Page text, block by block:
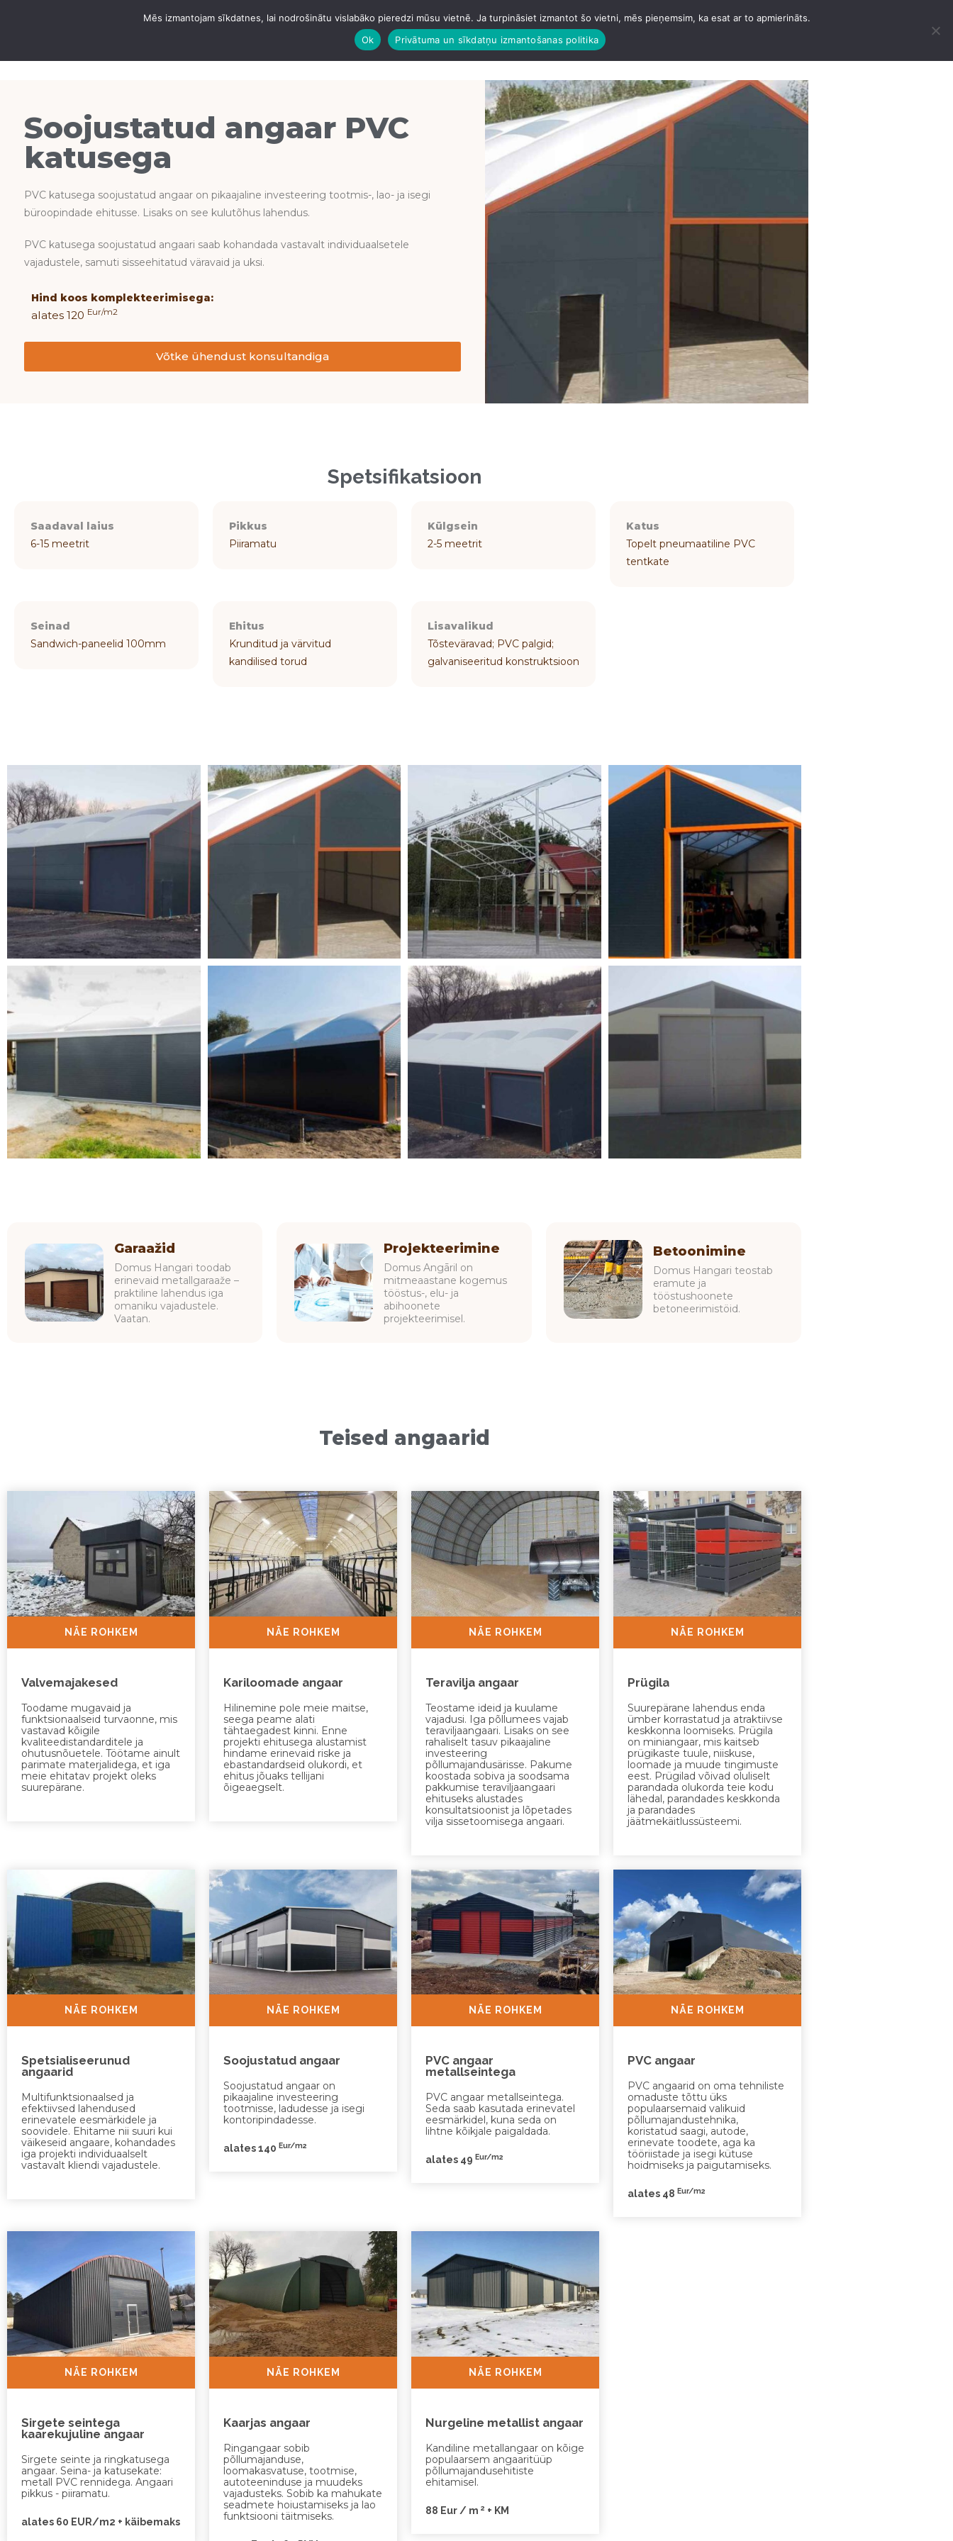
GARAAŽID ANGAARID BETOONIMINE KATUSED
Soojustatud angaar PVC
katusega
PVC katusega soojustatud angaar on pikaajaline investeering tootmis-, lao- ja isegi
büroopindade ehitusse. Lisaks on see kulutõhus lahendus.
PVC katusega soojustatud angaari saab kohandada vastavalt individuaalsetele
vajadustele, samuti sisseehitatud väravaid ja uksi.
Hind koos komplekteerimisega:
alates 120 Eur/m2
Võtke ühendust konsultandiga
Spetsifikatsioon
Saadaval laius
6-15 meetrit
Pikkus
Piiramatu
Külgsein
2-5 meetrit
Katus
Topelt pneumaatiline PVC
tentkate
Seinad
Sandwich-paneelid 100mm
Ehitus
Krunditud ja värvitud
kandilised torud
Lisavalikud
Tõsteväravad; PVC palgid;
galvaniseeritud konstruktsioon
Garaažid
Domus Hangari toodab
erinevaid metallgaraaže –
praktiline lahendus iga
omaniku vajadustele.
Vaatan.
Projekteerimine
Domus Angāril on
mitmeaastane kogemus
tööstus-, elu- ja
abihoonete
projekteerimisel.
Betoonimine
Domus Hangari teostab
eramute ja
tööstushoonete
betoneerimistöid.
Teised angaarid
NÄE ROHKEM
Valvemajakesed
Toodame mugavaid ja
funktsionaalseid turvaonne, mis
vastavad kõigile
kvaliteedistandarditele ja
ohutusnõuetele. Töötame ainult
parimate materjalidega, et iga
meie ehitatav projekt oleks
suurepärane.
NÄE ROHKEM
Kariloomade angaar
Hilinemine pole meie maitse,
seega peame alati
tähtaegadest kinni. Enne
projekti ehitusega alustamist
hindame erinevaid riske ja
ebastandardseid olukordi, et
ehitus jõuaks tellijani
õigeaegselt.
NÄE ROHKEM
Teravilja angaar
Teostame ideid ja kuulame
vajadusi. Iga põllumees vajab
teraviljaangaari. Lisaks on see
rahaliselt tasuv pikaajaline
investeering
põllumajandusärisse. Pakume
koostada sobiva ja soodsama
pakkumise teraviljaangaari
ehituseks alustades
konsultatsioonist ja lõpetades
vilja sissetoomisega angaari.
NÄE ROHKEM
Prügila
Suurepärane lahendus enda
ümber korrastatud ja atraktiivse
keskkonna loomiseks. Prügila
on miniangaar, mis kaitseb
prügikaste tuule, niiskuse,
loomade ja muude tingimuste
eest. Prügilad võivad oluliselt
parandada olukorda teie kodu
lähedal, parandades keskkonda
ja parandades
jäätmekäitlussüsteemi.
NÄE ROHKEM
Spetsialiseerunud
angaarid
Multifunktsionaalsed ja
efektiivsed lahendused
erinevatele eesmärkidele ja
soovidele. Ehitame nii suuri kui
väikeseid angaare, kohandades
iga projekti individuaalselt
vastavalt kliendi vajadustele.
NÄE ROHKEM
Soojustatud angaar
Soojustatud angaar on
pikaajaline investeering
tootmisse, ladudesse ja isegi
kontoripindadesse.
alates 140 Eur/m2
NÄE ROHKEM
PVC angaar
metallseintega
PVC angaar metallseintega.
Seda saab kasutada erinevatel
eesmärkidel, kuna seda on
lihtne kõikjale paigaldada.
alates 49 Eur/m2
NÄE ROHKEM
PVC angaar
PVC angaarid on oma tehniliste
omaduste tõttu üks
populaarsemaid valikuid
põllumajandustehnika,
koristatud saagi, autode,
erinevate toodete, aga ka
tööriistade ja isegi kütuse
hoidmiseks ja paigutamiseks.
alates 48 Eur/m2
NÄE ROHKEM
Sirgete seintega
kaarekujuline angaar
Sirgete seinte ja ringkatusega
angaar. Seina- ja katusekate:
metall PVC rennidega. Angaari
pikkus - piiramatu.
alates 60 EUR/m2 + käibemaks
NÄE ROHKEM
Kaarjas angaar
Ringangaar sobib
põllumajanduse,
loomakasvatuse, tootmise,
autoteeninduse ja muudeks
vajadusteks. Sobib ka mahukate
seadmete hoiustamiseks ja lao
funktsiooni täitmiseks.
NÄE ROHKEM
Nurgeline metallist angaar
Kandiline metallangaar on kõige
populaarsem angaaritüüp
põllumajandusehitiste
ehitamisel.
88 Eur / m 2 + KM
Mēs izmantojam sīkdatnes, lai nodrošinātu vislabāko pieredzi mūsu vietnē. Ja turpināsiet izmantot šo vietni, mēs pieņemsim, ka esat ar to apmierināts.
Ok
Privātuma un sīkdatņu izmantošanas politika